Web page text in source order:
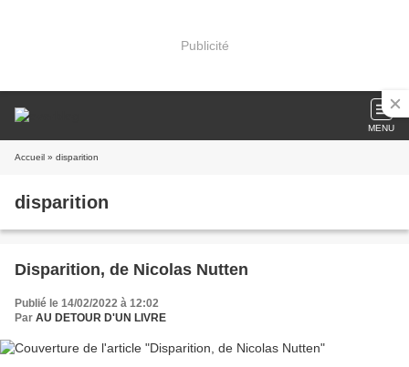
Publicité
MENU
Accueil » disparition
disparition
Disparition, de Nicolas Nutten
Publié le 14/02/2022 à 12:02
Par AU DETOUR D'UN LIVRE